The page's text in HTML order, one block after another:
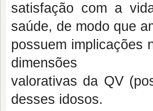
satisfação com a
saúde, de modo que
possuem implicações
dimensões
valorativas da QV
desses idosos.